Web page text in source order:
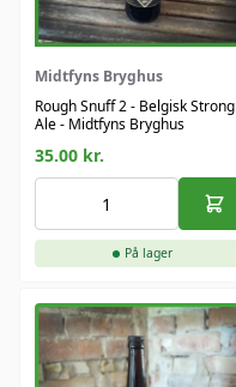
Midtfyns Bryghus
Rough Snuff 2 - Belgisk Strong
Ale - Midtfyns Bryghus
35.00 kr.
På lager